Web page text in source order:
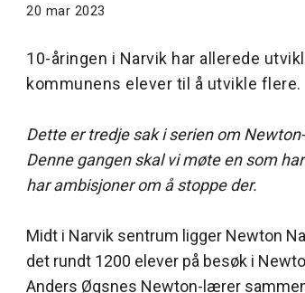
20 mar 2023
10-åringen i Narvik har allerede
kommunens elever til å utvikle flere.
Dette er tredje sak i serien om
Denne gangen skal vi møte en som
har ambisjoner om å stoppe der.
Midt i Narvik sentrum ligger Newton
det rundt 1200 elever på besøk i
Anders Øgsnes Newton-lærer